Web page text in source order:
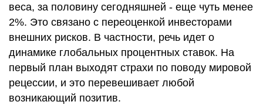
веса, за половину сегодняшней - еще чуть менее
2%. Это связано с переоценкой инвесторами
внешних рисков. В частности, речь идет о
динамике глобальных процентных ставок. На
первый план выходят страхи по поводу мировой
рецессии, и это перевешивает любой
возникающий позитив.